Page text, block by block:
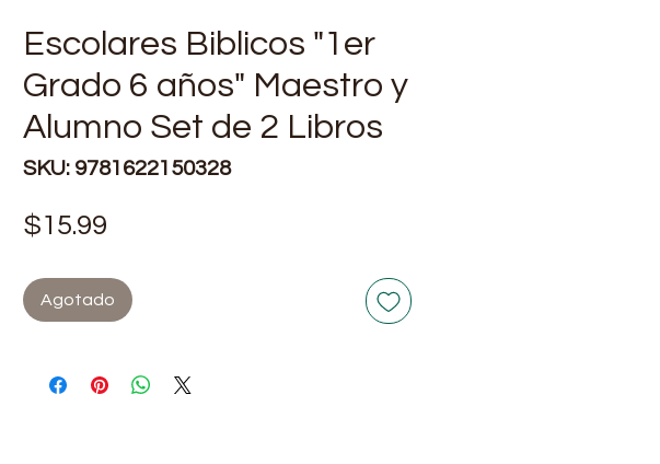
Escolares Biblicos "1er
Grado 6 años" Maestro y
Alumno Set de 2 Libros
SKU: 9781622150328
$15.99
Agotado